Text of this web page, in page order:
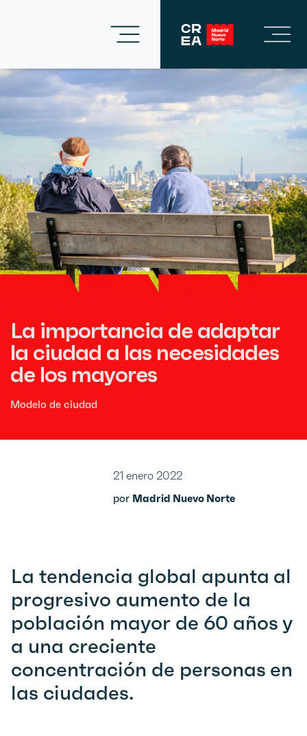
La importancia de adaptar
la ciudad a las necesidades
de los mayores
Modelo de ciudad
La tendencia global apunta al
progresivo aumento de la
población mayor de 60 años y
a una creciente
concentración de personas en
las ciudades.
21 enero 2022
por Madrid Nuevo Norte